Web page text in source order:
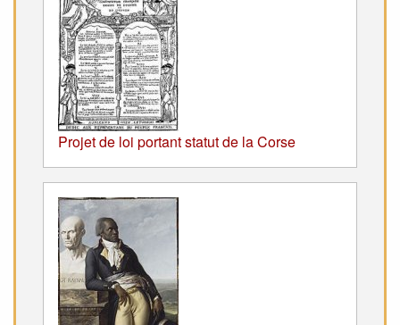
Projet de loi portant statut de la Corse